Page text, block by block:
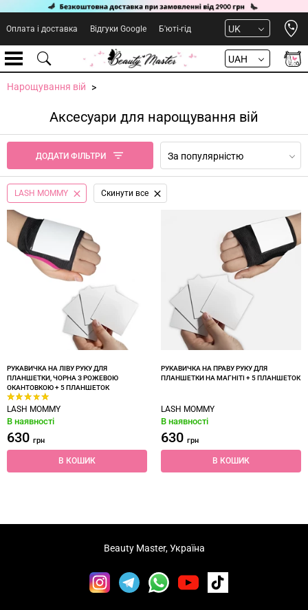
Оплата і доставка Відгуки Google Б'юті-гід UK
UAH
Нарощування вій
Аксесуари для нарощування вій
ДОДАТИ ФІЛЬТРИ За популярністю
LASH MOMMY Cкинути все
РУКАВИЧКА НА ЛІВУ РУКУ ДЛЯ
ПЛАНШЕТКИ, ЧОРНА З РОЖЕВОЮ
ОКАНТОВКОЮ + 5 ПЛАНШЕТОК
LASH MOMMY
В наявності
630 грн
В КОШИК
РУКАВИЧКА НА ПРАВУ РУКУ ДЛЯ
ПЛАНШЕТКИ НА МАГНІТІ + 5 ПЛАНШЕТОК
LASH MOMMY
В наявності
630 грн
В КОШИК
Beauty Master, Україна